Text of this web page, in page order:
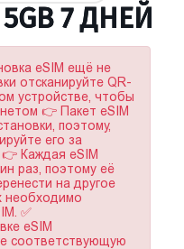
7 ДНЕЙ
eSIM ещё не
отсканируйте QR-
устройстве, чтобы
👉 Пакет eSIM
поэтому,
его за
Каждая eSIM
раз, поэтому её
на другое
необходимо
✅
eSIM
соответствующую